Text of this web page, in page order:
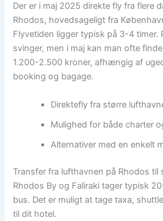
Der er i maj 2025 direkte fly fra flere
Rhodos, hovedsageligt fra
Flyvetiden ligger typisk på 3-4 timer.
svinger, men i maj kan man ofte
1.200-2.500 kroner, afhængig af
booking og bagage.
Direktefly fra større
Mulighed for både charter
Alternativer med en enkelt
Transfer fra lufthavnen på Rhodos til
Rhodos By og Faliraki tager typisk
bus. Det er muligt at tage taxa,
til dit hotel.